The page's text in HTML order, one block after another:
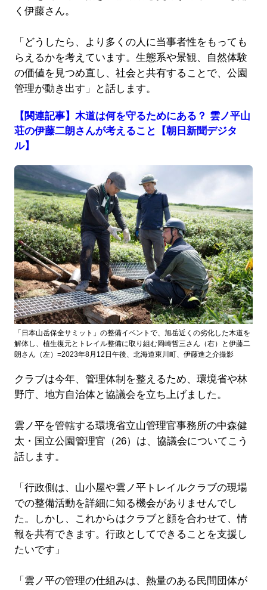
く伊藤さん。
「どうしたら、より多くの人に当事者性をもっても
らえるかを考えています。生態系や景観、自然体験
の価値を見つめ直し、社会と共有することで、公園
管理が動き出す」と話します。
【関連記事】木道は何を守るためにある？ 雲ノ平山
荘の伊藤二朗さんが考えること【朝日新聞デジタ
ル】
「日本山岳保全サミット」の整備イベントで、旭岳近くの劣化した木道を
解体し、植生復元とトレイル整備に取り組む岡崎哲三さん（右）と伊藤二
朗さん（左）=2023年8月12日午後、北海道東川町、伊藤進之介撮影
クラブは今年、管理体制を整えるため、環境省や林
野庁、地方自治体と協議会を立ち上げました。
雲ノ平を管轄する環境省立山管理官事務所の中森健
太・国立公園管理官（26）は、協議会についてこう
話します。
「行政側は、山小屋や雲ノ平トレイルクラブの現場
での整備活動を詳細に知る機会がありませんでし
た。しかし、これからはクラブと顔を合わせて、情
報を共有できます。行政としてできることを支援し
たいです」
「雲ノ平の管理の仕組みは、熱量のある民間団体が